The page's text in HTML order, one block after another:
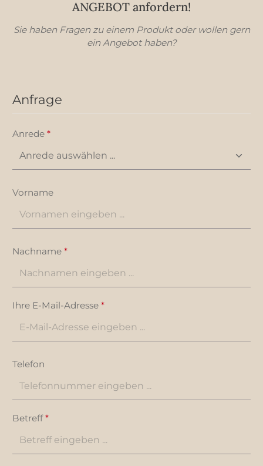
ANGEBOT anfordern!
Sie haben Fragen zu einem Produkt oder wollen gern
ein Angebot haben?
Anfrage
Anrede *
Vorname
Nachname *
Ihre E-Mail-Adresse *
Telefon
Betreff*